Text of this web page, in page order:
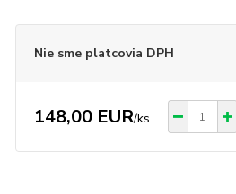
Nie sme platcovia DPH
148,00 EUR/ks